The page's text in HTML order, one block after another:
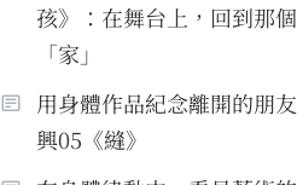
孩》：在舞台上，回到那個
「家」
用身體作品紀念離開的朋
興05《縫》